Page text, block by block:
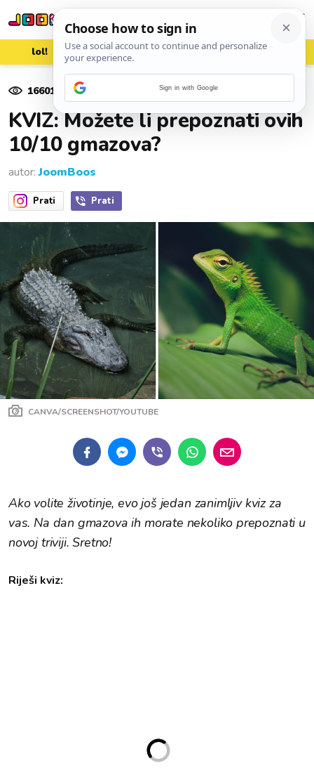
lol! aww vrh! woot?!
16601 pregleda
KVIZ: Možete li prepoznati ovih
10/10 gmazova?
autor:JoomBoos
Prati Prati
CANVA/SCREENSHOT/YOUTUBE
Ako volite životinje, evo još jedan zanimljiv kviz za
vas. Na dan gmazova ih morate nekoliko prepoznati u
novoj triviji. Sretno!
Riješi kviz:
Sign in with Google